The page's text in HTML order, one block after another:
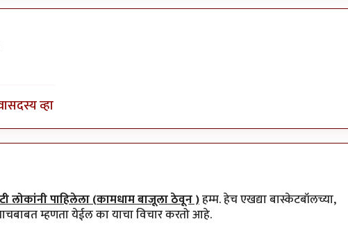
सदस्य व्हा
पाहिलेला (कामधाम बाजूला ठेवून )हम्म. हेच एखद्या बास्केटबॉलच्या,
म्हणता येईल का याचा विचार करतो आहे.